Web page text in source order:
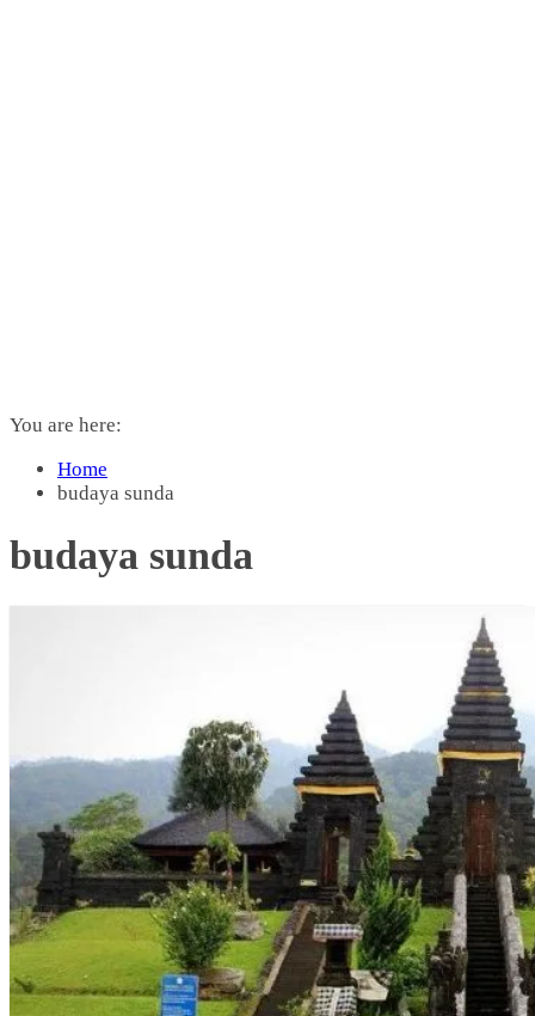
You are here:
Home
budaya sunda
budaya sunda